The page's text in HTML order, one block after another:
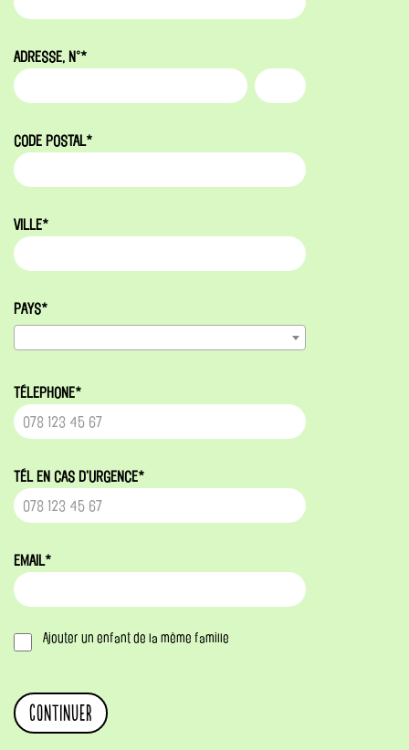
ADRESSE, N°*
CODE POSTAL*
VILLE*
PAYS*
TÉLEPHONE*
TÉL EN CAS D'URGENCE*
EMAIL*
Ajouter un enfant de la même famille